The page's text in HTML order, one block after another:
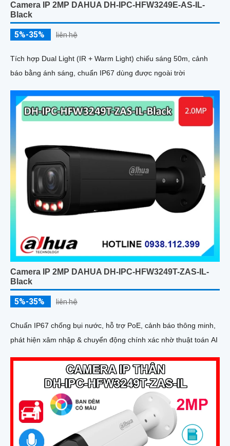
Camera IP 2MP DAHUA DH-IPC-HFW3249E-AS-IL-
Black
5%-35% liên hệ
Tích hợp Dual Light (IR + Warm Light) chiếu sáng 50m, cảnh
báo bằng ánh sáng, chuẩn IP67 dùng được ngoài trời
Camera IP 2MP DAHUA DH-IPC-HFW3249T-ZAS-IL-
Black
5%-35% liên hệ
Chuẩn IP67 chống bụi nước, hỗ trợ PoE, cảnh báo thông minh,
phát hiện xâm nhập & chuyển động chính xác nhờ thuật toán AI